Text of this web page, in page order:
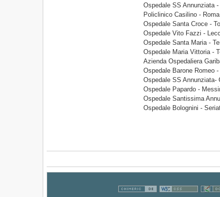
Ospedale SS Annunziata -
Policlinico Casilino - Roma
Ospedale Santa Croce -
Ospedale Vito Fazzi -
Ospedale Santa Maria -
Ospedale Maria Vittoria -
Azienda Ospedaliera
Ospedale Barone Romeo
Ospedale SS Annunziata-
Ospedale Papardo -
Ospedale Santissima
Ospedale Bolognini -